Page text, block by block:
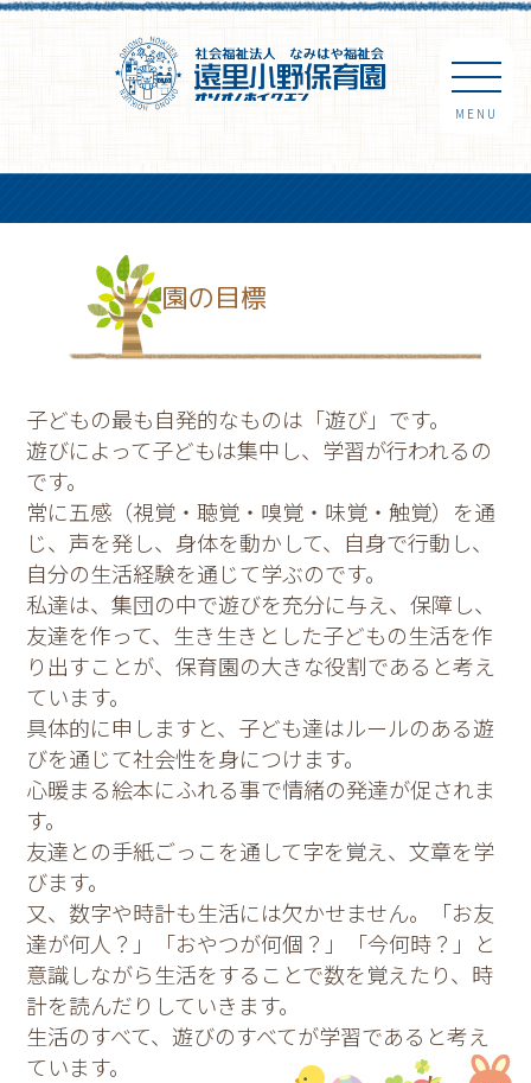
MENU
園の目標
子どもの最も自発的なものは「遊び」です。
遊びによって子どもは集中し、学習が行われるの
です。
常に五感（視覚・聴覚・嗅覚・味覚・触覚）を通
じ、声を発し、身体を動かして、自身で行動し、
自分の生活経験を通じて学ぶのです。
私達は、集団の中で遊びを充分に与え、保障し、
友達を作って、生き生きとした子どもの生活を作
り出すことが、保育園の大きな役割であると考え
ています。
具体的に申しますと、子ども達はルールのある遊
びを通じて社会性を身につけます。
心暖まる絵本にふれる事で情緒の発達が促されま
す。
友達との手紙ごっこを通して字を覚え、文章を学
びます。
又、数字や時計も生活には欠かせません。「お友
達が何人？」「おやつが何個？」「今何時？」と
意識しながら生活をすることで数を覚えたり、時
計を読んだりしていきます。
生活のすべて、遊びのすべてが学習であると考え
ています。